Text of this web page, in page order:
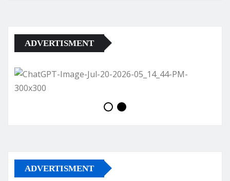
ADVERTISMENT
ADVERTISMENT